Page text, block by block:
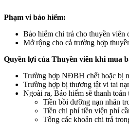
Phạm vi bảo hiểm:
Bảo hiểm chi trả cho thuyền viên
Mở rộng cho cả trường hợp
Quyền lợi của Thuyền viên khi mua
Trường hợp NĐBH chết hoặc bị
Trường hợp bị thương tật vi tai
Ngoài ra, Bảo hiểm sẽ thanh
Tiền bồi dưỡng nạn nhân
Tiền chi phí tiền viện phí
Tổng các khoản chi trả